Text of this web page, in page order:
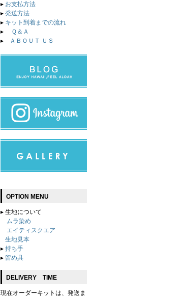
▸ お支払方法
▸ 発送方法
▸ キット到着までの流れ
▸
Ｑ＆Ａ
▸
ＡＢＯＵＴ ＵＳ
OPTION MENU
▸ 生地について
ムラ染め
エイティスクエア
生地見本
▸ 持ち手
▸ 留め具
DELIVERY TIME
現在オーダーキットは、発送ま